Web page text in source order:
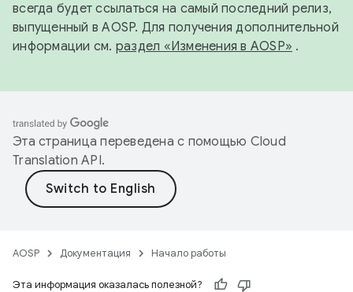
всегда будет ссылаться на самый последний релиз,
выпущенный в AOSP. Для получения дополнительной
информации см. раздел «Изменения в AOSP» .
Эта страница переведена с помощью Cloud
Translation API.
AOSP Документация Начало работы
Эта информация оказалась полезной?